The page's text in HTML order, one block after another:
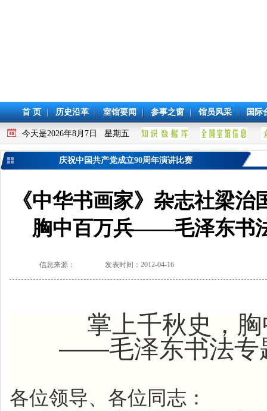
首 页 历史沿革 室馆要闻 参事之窗 馆员风采 国际
今天是2026年8月7日 星期五
庆祝中国共产党成立90周年演讲比赛
《中华书画家》杂志社梁
胸中百万兵——毛泽东书
信息来源： 发表时间：2012-04-16
掌上千秋史，
——毛泽东书法
各位领导、各位同志：